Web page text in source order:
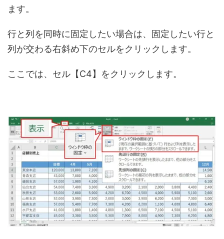
ます。
行と列を同時に固定したい場合は、固定したい行と
列が交わる右斜め下のセルをクリックします。
ここでは、セル【C4】をクリックします。